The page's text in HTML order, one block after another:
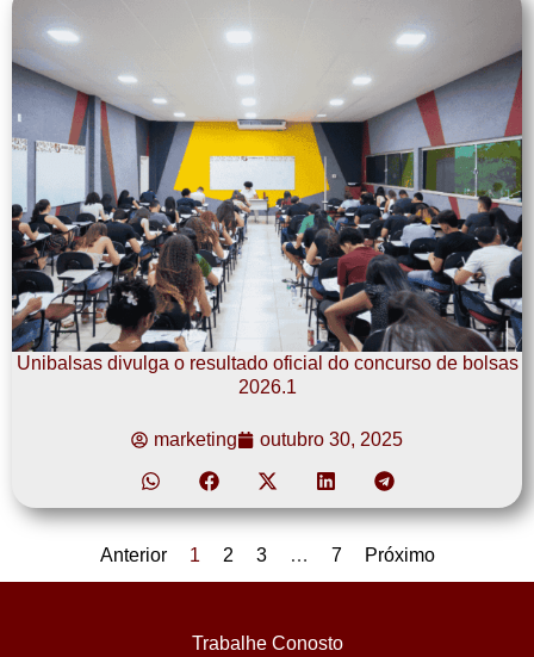
Unibalsas divulga o resultado oficial do concurso de bolsas
2026.1
marketing outubro 30, 2025
Anterior 1 2 3 … 7 Próximo
Trabalhe Conosto